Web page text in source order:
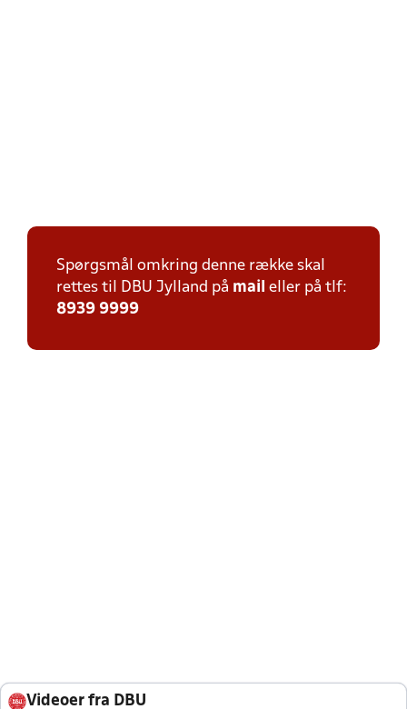
Spørgsmål omkring denne række skal
rettes til DBU Jylland på mail eller på tlf:
8939 9999
Videoer fra DBU